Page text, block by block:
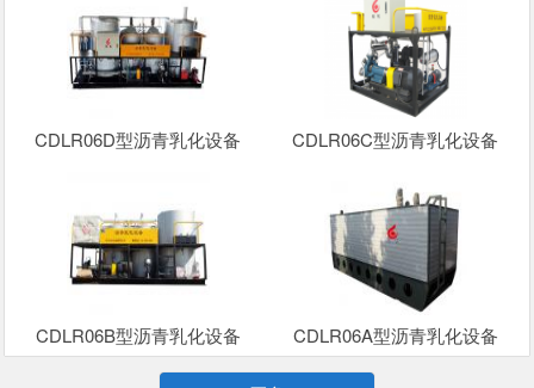
CDLR06D型沥青乳化设备 CDLR06C型沥青乳化设备
CDLR06B型沥青乳化设备 CDLR06A型沥青乳化设备